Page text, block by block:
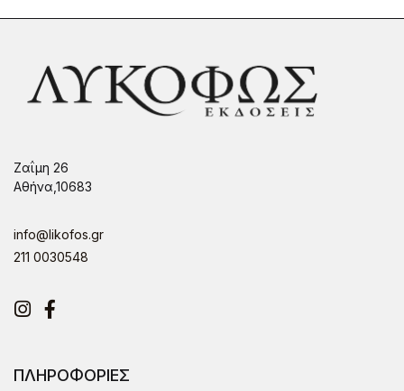
Ζαΐμη 26
Αθήνα,10683
info@likofos.gr
211 0030548
Instagram
Facebook
ΠΛΗΡΟΦΟΡΙΕΣ